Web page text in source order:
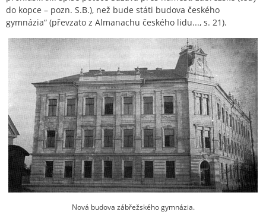
do kopce – pozn. S.B.), než bude státi budova českého
gymnázia“ (převzato z Almanachu českého lidu..., s. 21).
Nová budova zábřežského gymnázia.